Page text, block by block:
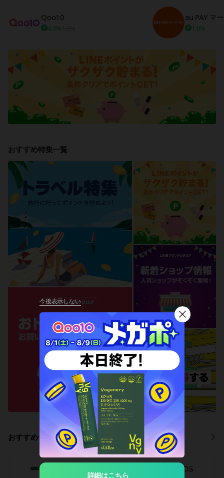
Qoo10
4.0%
au PAY マ
1.0%
おすすめ特集一覧
おすすめサービス
今後表示しない
閉
じ
る
詳細はこちら